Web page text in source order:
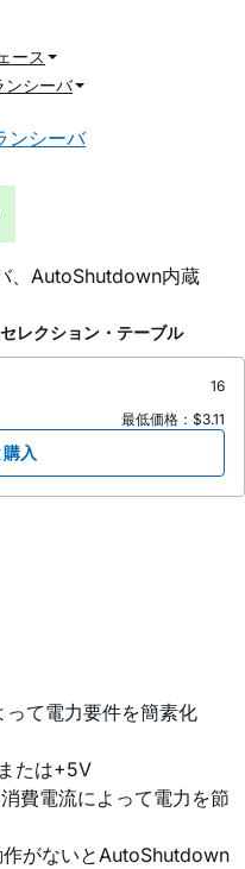
ース
ンシーバ
ンシーバ
、AutoShutdown内蔵
レクション・テーブル
16
最低価格：$3.11
入
て電力要件を簡素化
たは+5V
費電流によって電力を節
がないとAutoShutdown